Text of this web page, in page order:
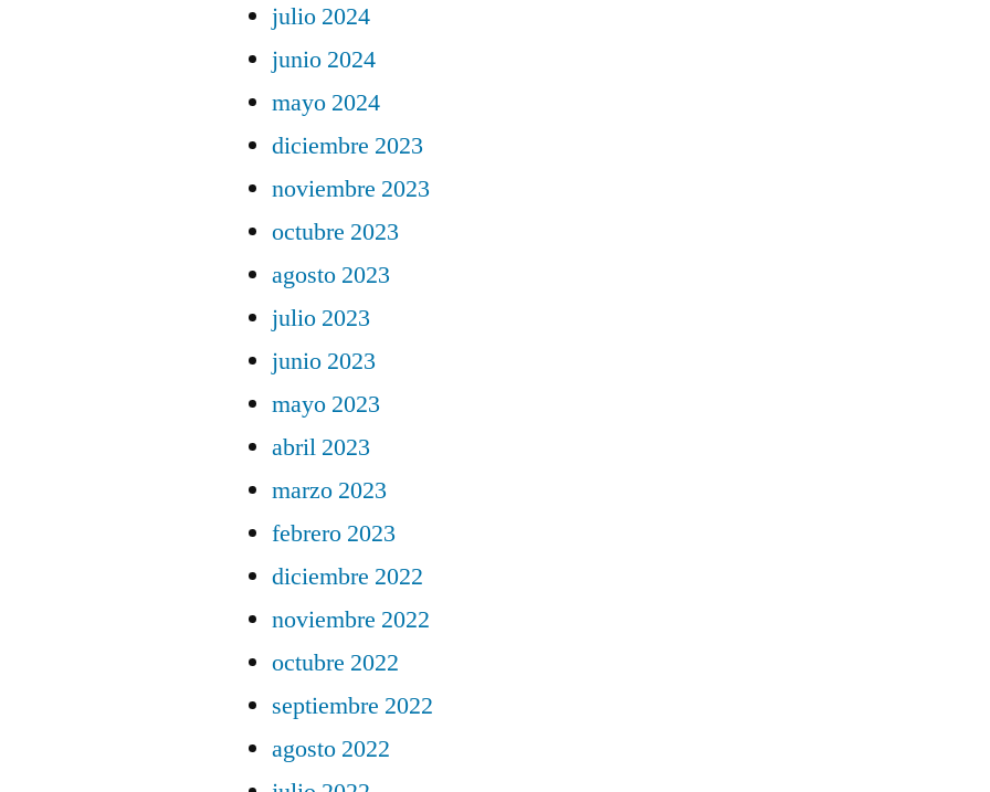
julio 2024
junio 2024
mayo 2024
diciembre 2023
noviembre 2023
octubre 2023
agosto 2023
julio 2023
junio 2023
mayo 2023
abril 2023
marzo 2023
febrero 2023
diciembre 2022
noviembre 2022
octubre 2022
septiembre 2022
agosto 2022